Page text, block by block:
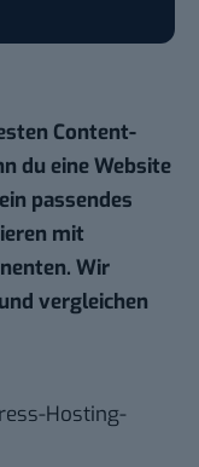
Content-
du eine Website
passendes
mit
Wir
vergleichen
Hosting-